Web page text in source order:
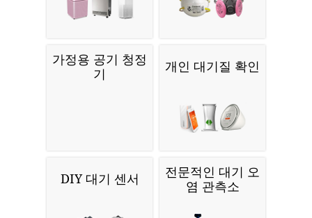
가정용 공기 청정
기
개인 대기질 확인
DIY 대기 센서
전문적인 대기 오
염 관측소